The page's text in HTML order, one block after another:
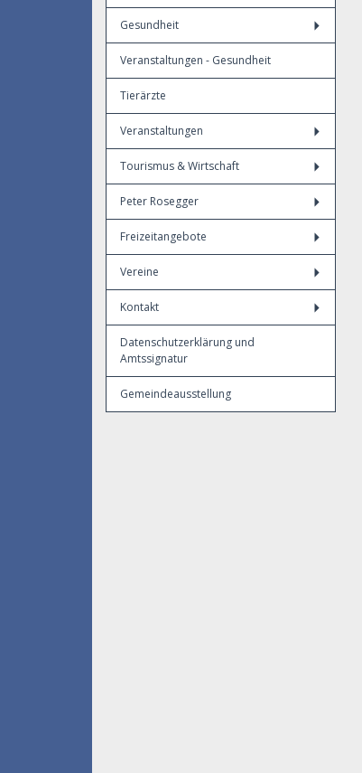
Gesundheit
Veranstaltungen - Gesundheit
Tierärzte
Veranstaltungen
Tourismus & Wirtschaft
Peter Rosegger
Freizeitangebote
Vereine
Kontakt
Datenschutzerklärung und
Amtssignatur
Gemeindeausstellung